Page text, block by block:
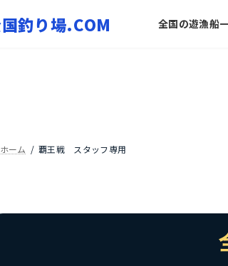
全国の遊漁船
ホーム 覇王戦 スタッフ専用